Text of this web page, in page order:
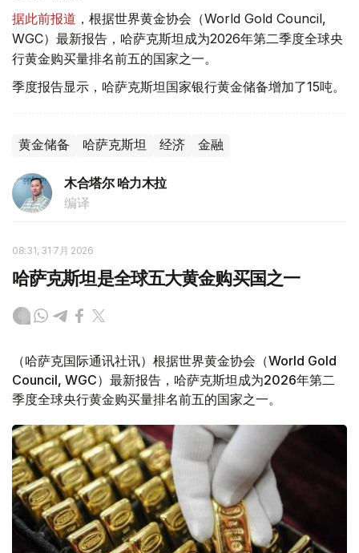
据此前报道 ，根据世界黄金协会（World Gold Council,
WGC）最新报告，哈萨克斯坦成为2026年第二季度全球央
行黄金购买量排名前五的国家之一。
季度报告显示，哈萨克斯坦国家银行黄金储备增加了15吨。
黄金储备 哈萨克斯坦 经济 金融
木合塔尔 哈力木拉
编译
08:31, 31 7月 2026
哈萨克斯坦是全球五大黄金购买国之一
（哈萨克国际通讯社讯）根据世界黄金协会（World Gold
Council, WGC）最新报告，哈萨克斯坦成为2026年第二
季度全球央行黄金购买量排名前五的国家之一。